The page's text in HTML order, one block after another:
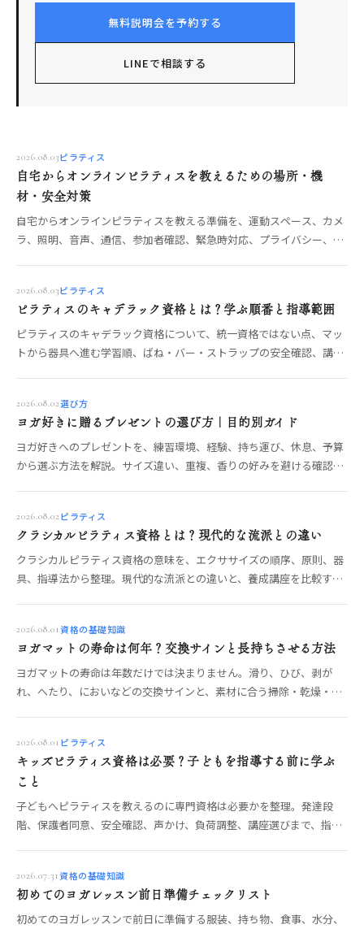
無料説明会を予約する
LINEで相談する
2026.08.03ピラティス
自宅からオンラインピラティスを教えるための場所・機
材・安全対策
自宅からオンラインピラティスを教える準備を、運動スペース、カメ
ラ、照明、音声、通信、参加者確認、緊急時対応、プライバシー、利
2026.08.03ピラティス
ピラティスのキャデラック資格とは？学ぶ順番と指導範囲
ピラティスのキャデラック資格について、統一資格ではない点、マッ
トから器具へ進む学習順、ばね・バー・ストラップの安全確認、講座
2026.08.02選び方
ヨガ好きに贈るプレゼントの選び方｜目的別ガイド
ヨガ好きへのプレゼントを、練習環境、経験、持ち運び、休息、予算
から選ぶ方法を解説。サイズ違い、重複、香りの好みを避ける確認ポ
2026.08.02ピラティス
クラシカルピラティス資格とは？現代的な流派との違い
クラシカルピラティス資格の意味を、エクササイズの順序、原則、器
具、指導法から整理。現代的な流派との違いと、養成講座を比較する
2026.08.01 資格の基礎知識
ヨガマットの寿命は何年？交換サインと長持ちさせる方法
ヨガマットの寿命は年数だけでは決まりません。滑り、ひび、剥が
れ、へたり、においなどの交換サインと、素材に合う掃除・乾燥・保
2026.08.01 ピラティス
キッズピラティス資格は必要？子どもを指導する前に学ぶ
こと
子どもへピラティスを教えるのに専門資格は必要かを整理。発達段
階、保護者同意、安全確認、声かけ、負荷調整、講座選びまで、指導
2026.07.31 資格の基礎知識
初めてのヨガレッスン前日準備チェックリスト
初めてのヨガレッスンで前日に準備する服装、持ち物、食事、水分、